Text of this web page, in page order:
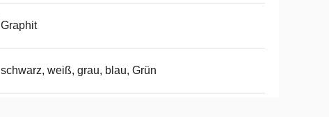
Graphit
schwarz, weiß, grau, blau, Grün